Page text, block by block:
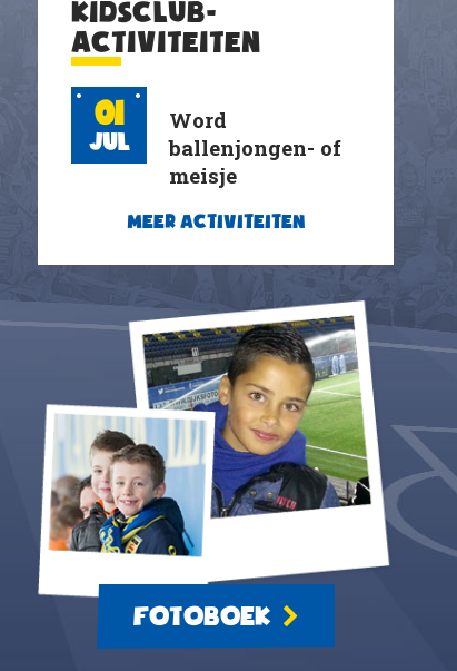
KIDSCLUB-
ACTIVITEITEN
01
Jul
Word
ballenjongen- of
meisje
MEER ACTIVITEITEN
FOTOBOEK